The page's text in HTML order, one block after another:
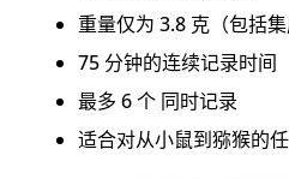
规格
重量仅为 3.8 克（包括集
75 分钟的连续记录时间
最多 6 个 同时记录
适合对从小鼠到猕猴的